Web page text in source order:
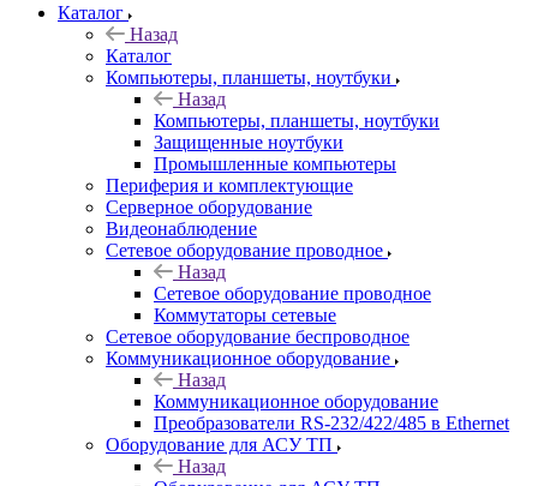
Каталог
Назад
Каталог
Компьютеры, планшеты, ноутбуки
Назад
Компьютеры, планшеты, ноутбуки
Защищенные ноутбуки
Промышленные компьютеры
Периферия и комплектующие
Серверное оборудование
Видеонаблюдение
Сетевое оборудование проводное
Назад
Сетевое оборудование проводное
Коммутаторы сетевые
Сетевое оборудование беспроводное
Коммуникационное оборудование
Назад
Коммуникационное оборудование
Преобразователи RS-232/422/485 в Ethernet
Оборудование для АСУ ТП
Назад